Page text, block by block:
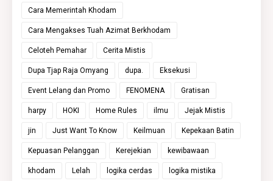
Cara Memerintah Khodam
Cara Mengakses Tuah Azimat Berkhodam
Celoteh Pemahar Cerita Mistis
Dupa Tjap Raja Omyang dupa. Eksekusi
Event Lelang dan Promo FENOMENA Gratisan
harpy HOKI Home Rules ilmu Jejak Mistis
jin Just Want To Know Keilmuan Kepekaan Batin
Kepuasan Pelanggan Kerejekian kewibawaan
khodam Lelah logika cerdas logika mistika